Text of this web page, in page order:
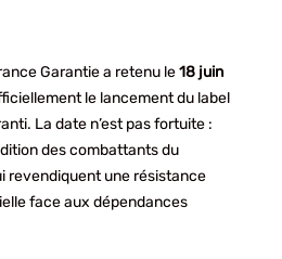
Garantie a retenu le18 juin
le lancement du label
La date n’est pas fortuite :
des combattants du
revendiquent une résistance
face aux dépendances